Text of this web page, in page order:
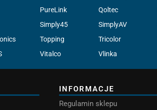
PureLink Qoltec
Simply45 SimplyAV
Topping Tricolor
Vitalco Vlinka
INFORMACJE
Regulamin sklepu